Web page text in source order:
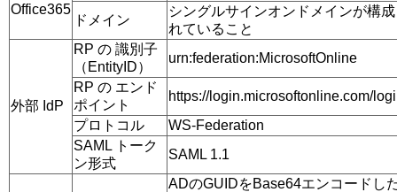
Office365
ドメイン
シングルサインオンドメインが構
れていること
外部 IdP
RP の 識別子
（EntityID）
urn:federation:MicrosoftOnline
RP の エンド
ポイント
https://login.microsoftonline.com/
プロトコル
WS-Federation
SAML トーク
ン形式
SAML 1.1
ADのGUIDをBase64エンコードし